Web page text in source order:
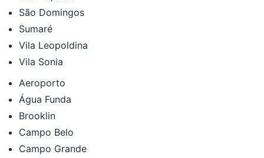
São Domingos
Sumaré
Vila Leopoldina
Vila Sonia
Aeroporto
Água Funda
Brooklin
Campo Belo
Campo Grande